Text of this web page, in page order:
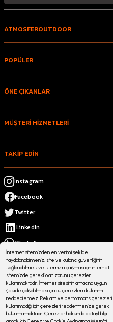
İnternet sitemizden en verimli şekilde
faydalanabilmeniz, site ve kullanıcı güvenliğinin
sağlanabilmesi ve sitemizin çalışması için internet
sitemizde gerekli olan zorunlu çerezler
kullanılmaktadır. İnternet sitesinin amacına uygun
şekilde çalışabilmesi için bu çerezlerin kullanımı
reddedilemez. Reklam ve performans çerezleri
kullanılmadığı için çerezleri reddetmenize gerek
bulunmamaktadır. Çerezler hakkında detaylı bilgi
ATMOSFEROUTDOOR
POPÜLER
ÖNE ÇIKANLAR
MÜŞTERİ HİZMETLERİ
TAKİP EDİN
Instagram
Facebook
Twitter
LinkedIn
WhatsApp